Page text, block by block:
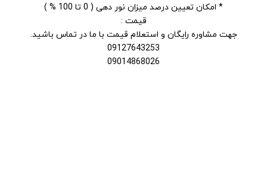
* امکان تعیین درصد میزان نور دهی ( 0 تا 100 % )
قیمت :
جهت مشاوره رایگان و استعلام قیمت با ما در تماس باشید.
09127643253
09014868026